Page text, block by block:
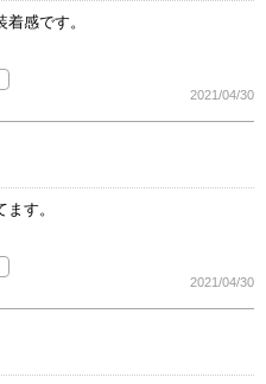
感です。
2021/04/30
す。
2021/04/30